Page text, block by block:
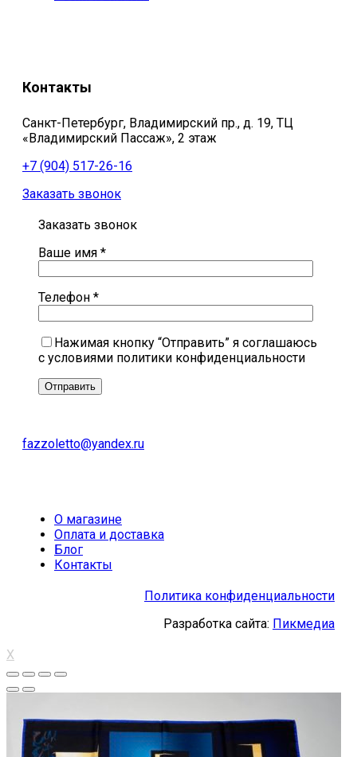
Контакты
Санкт-Петербург, Владимирский пр., д. 19, ТЦ
«Владимирский Пассаж», 2 этаж
+7 (904) 517-26-16
Заказать звонок
Заказать звонок
Ваше имя *
Телефон *
Нажимая кнопку “Отправить” я соглашаюсь
с условиями политики конфиденциальности
fazzoletto@yandex.ru
О магазине
Оплата и доставка
Блог
Контакты
Политика конфиденциальности
Разработка сайта: Пикмедиа
X